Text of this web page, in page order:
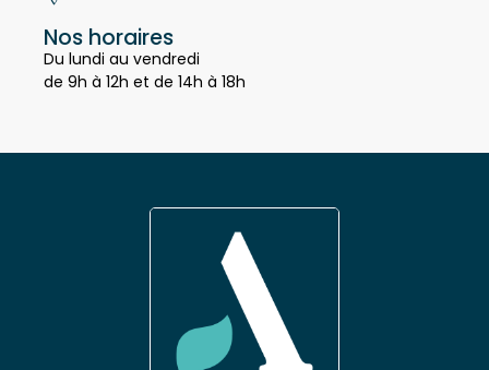
Nos horaires
Du lundi au vendredi